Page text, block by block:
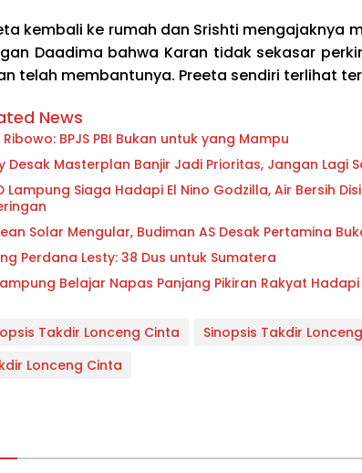
kembali ke rumah dan Srishti mengajaknya
Daadima bahwa Karan tidak sekasar
telah membantunya. Preeta sendiri terlihat
News
Ribowo: BPJS PBI Bukan untuk yang Mampu
Desak Masterplan Banjir Jadi Prioritas, Jangan Lagi
Lampung Siaga Hadapi El Nino Godzilla, Air Bersih
Solar Mengular, Budiman AS Desak Pertamina
Perdana Lesty: 38 Dus untuk Sumatera
Belajar Napas Panjang Pikiran Rakyat
Takdir Lonceng Cinta
Sinopsis Takdir
Lonceng Cinta